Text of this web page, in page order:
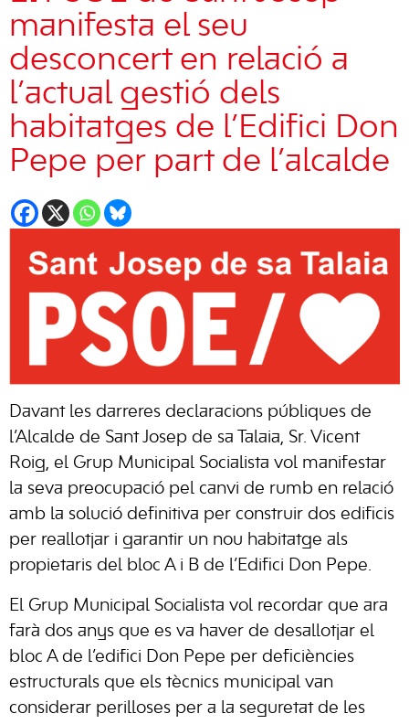
manifesta el seu
desconcert en relació a
l’actual gestió dels
habitatges de l’Edifici Don
Pepe per part de l’alcalde
Davant les darreres declaracions públiques de
l’Alcalde de Sant Josep de sa Talaia, Sr. Vicent
Roig, el Grup Municipal Socialista vol manifestar
la seva preocupació pel canvi de rumb en relació
amb la solució definitiva per construir dos edificis
per reallotjar i garantir un nou habitatge als
propietaris del bloc A i B de l’Edifici Don Pepe.
El Grup Municipal Socialista vol recordar que ara
farà dos anys que es va haver de desallotjar el
bloc A de l’edifici Don Pepe per deficiències
estructurals que els tècnics municipal van
considerar perilloses per a la seguretat de les